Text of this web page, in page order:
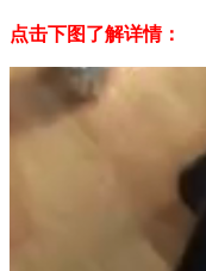
点击下图了解详情：